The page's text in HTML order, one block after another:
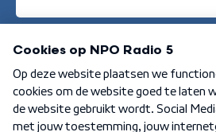
Aanmelden
Algemene voorwaarden